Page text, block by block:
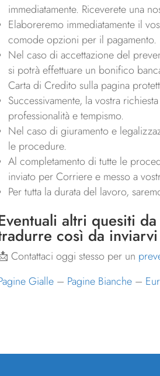
immediatamente. Riceverete una
Elaboreremo immediatamente il
comode opzioni per il pagamento.
Nel caso di accettazione del
si potrà effettuare un bonifico
Carta di Credito sulla pagina
Successivamente, la vostra
professionalità e tempismo.
Nel caso di giuramento e
le procedure.
Al completamento di tutte le
inviato per Corriere e messo a
Per tutta la durata del lavoro,
altri quesiti
così da
Contattaci oggi stesso per un
Gialle – Pagine Bianche –